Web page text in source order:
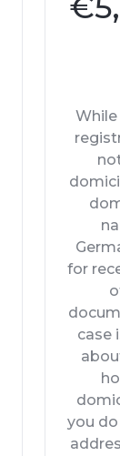
for
case
you